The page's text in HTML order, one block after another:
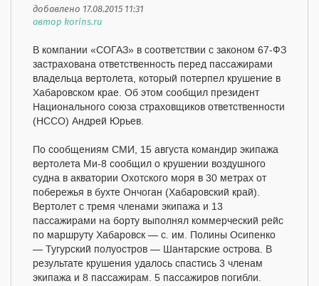
добавлено 17.08.2015 11:31
автор korins.ru
В компании «СОГАЗ» в соответствии с законом 67-ФЗ
застрахована ответственность перед пассажирами
владельца вертолета, который потерпел крушение в
Хабаровском крае. Об этом сообщил президент
Национального союза страховщиков ответственности
(НССО) Андрей Юрьев.
По сообщениям СМИ, 15 августа командир экипажа
вертолета Ми-8 сообщил о крушении воздушного
судна в акватории Охотского моря в 30 метрах от
побережья в бухте Ончоган (Хабаровский край).
Вертолет с тремя членами экипажа и 13
пассажирами на борту выполнял коммерческий рейс
по маршруту Хабаровск — с. им. Полины Осипенко
— Тугурский полуостров — Шантарские острова. В
результате крушения удалось спастись 3 членам
экипажа и 8 пассажирам. 5 пассажиров погибли.